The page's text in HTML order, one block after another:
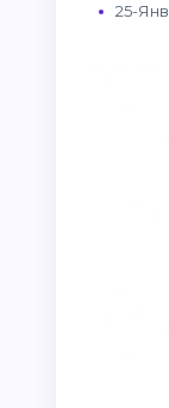
25-Янв